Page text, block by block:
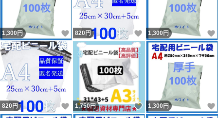
1,300円 いいね！
820円 いいね！
1,300円
820円 いいね！
1,750円 いいね！
1,300円